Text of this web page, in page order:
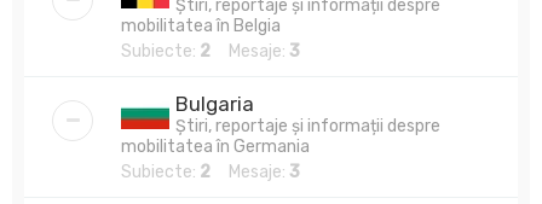
Știri, reportaje și informații despre
mobilitatea în Belgia
Subiecte: 2 Mesaje: 3
Bulgaria
Știri, reportaje și informații despre
mobilitatea în Germania
Subiecte: 2 Mesaje: 3